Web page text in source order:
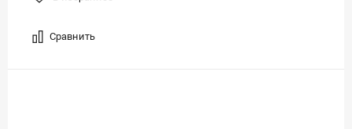
Сравнить